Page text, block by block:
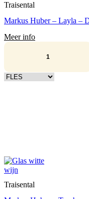
Traisental
Markus Huber – Layla –
Meer info
Kies verpakking
Traisental